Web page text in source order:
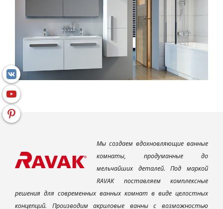
Мы создаем вдохновляющие ванные
комнаты, продуманные до
мельчайших деталей. Под маркой
RAVAK поставляем комплексные
решения для современных ванных комнат в виде целостных
концепций. Производим акриловые ванны с возможностью